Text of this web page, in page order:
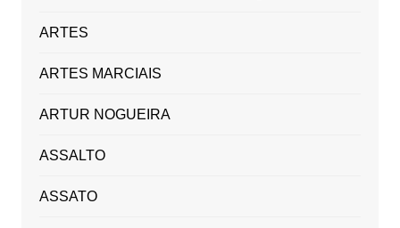
ARTES
ARTES MARCIAIS
ARTUR NOGUEIRA
ASSALTO
ASSATO